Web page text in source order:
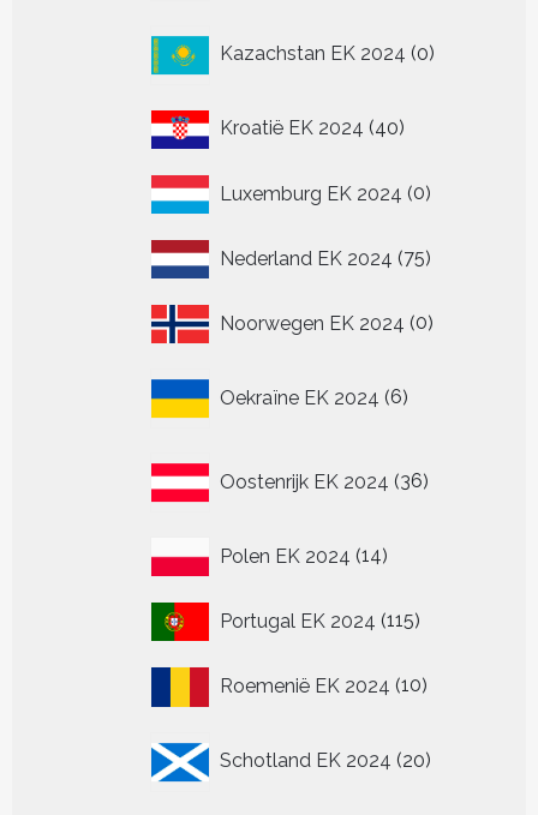
Kazachstan EK 2024 0
producten
Kroatië EK 2024 4040
Luxemburg EK 2024 00
Nederland EK 2024 7575
Noorwegen EK 2024 00
Oekraïne EK 2024 6
producten
Oostenrijk EK 2024 36
producten
Polen EK 2024 1414
Portugal EK 2024 115115
Roemenië EK 2024 1010
Schotland EK 2024 20
producten